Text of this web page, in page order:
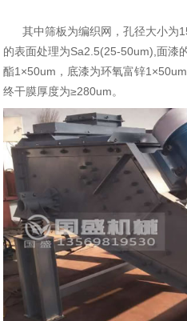
其中筛板为编织网，孔径大小为
的表面处理为Sa2.5(25-50um),面漆
酯1×50um，底漆为环氧富锌
终干膜厚度为≥280um。